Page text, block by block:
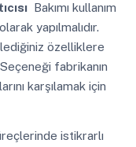
Bakımı kullanım
yapılmalıdır.
özelliklere
fabrikanın
karşılamak için
istikrarlı